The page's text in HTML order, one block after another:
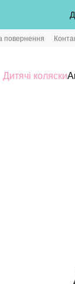
повернення
Дитячі коляски